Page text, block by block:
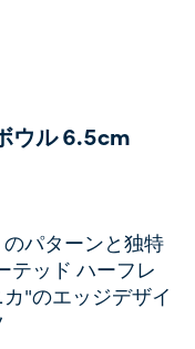
ウル 6.5cm
パターンと独特
テッド ハーフレ
"のエッジデザイ